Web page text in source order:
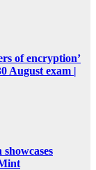
of encryption’
August exam |